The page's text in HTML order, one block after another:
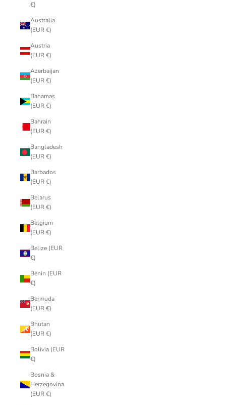
€)
Australia
(EUR €)
Austria
(EUR €)
Azerbaijan
(EUR €)
Bahamas
(EUR €)
Bahrain
(EUR €)
Bangladesh
(EUR €)
Barbados
(EUR €)
Belarus
(EUR €)
Belgium
(EUR €)
Belize (EUR
€)
Benin (EUR
€)
Bermuda
(EUR €)
Bhutan
(EUR €)
Bolivia (EUR
€)
Bosnia &
Herzegovina
(EUR €)